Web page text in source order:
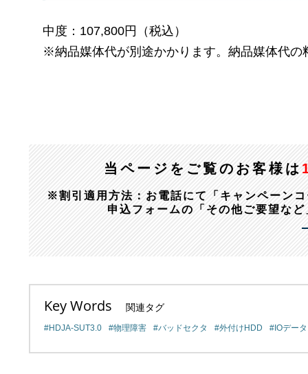
中度：107,800円（税込）
※納品媒体代が別途かかります。納品媒体代の
当ページをご覧のお客様は
※割引適用方法：お電話にて「キャンペーン
申込フォームの「その他ご要望な
Key Words 関連タグ
HDJA-SUT3.0 物理障害 バッドセクタ 外付けHDD IOデータ